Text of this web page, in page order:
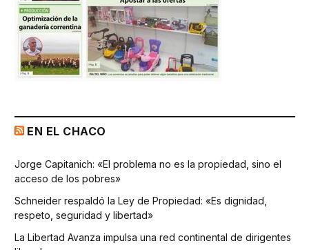
EN EL CHACO
Jorge Capitanich: «El problema no es la propiedad, sino el
acceso de los pobres»
Schneider respaldó la Ley de Propiedad: «Es dignidad,
respeto, seguridad y libertad»
La Libertad Avanza impulsa una red continental de dirigentes